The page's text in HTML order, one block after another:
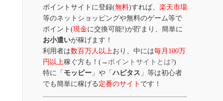
ポイントサイトに登録(無料)すれば、 楽天市場
等のネットショッピングや無料のゲーム等で
ポイント(現金に交換可能!)が貯まり、簡単に
お小遣いが稼げます！
利用者は数百万人以上おり、中には毎月100万
円以上稼ぐ方も！(→ ポイントサイトとは?)
特に「 モッピー 」や「ハピタス 」等は初心者
でも簡単に稼げる 定番のサイト です！